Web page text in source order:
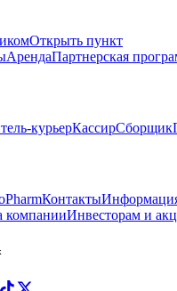
Открыть пункт
АрендаПартнерская
курьерКассирСборщик
Контакты
компанииИнвесторам и